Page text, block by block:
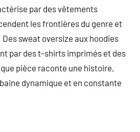
par des vêtements
les frontières du genre et
sweat oversize aux hoodies
par des t-shirts imprimés et des
pièce raconte une histoire,
dynamique et en constante